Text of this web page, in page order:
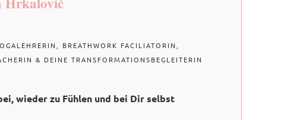
BREATHWORK FACILIATORIN,
& DEINE TRANSFORMATIONSBEGLEITERIN
wieder zu Fühlen und bei Dir selbst